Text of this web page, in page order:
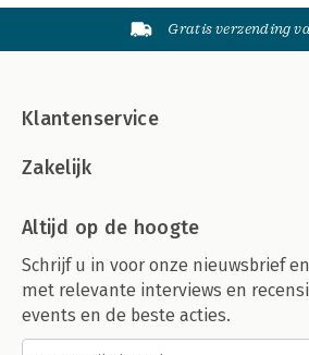
Gratis verzending
Klantenservice
Zakelijk
Altijd op de hoogte
Schrijf u in voor onze nieuwsbrief
met relevante interviews en
events en de beste acties.